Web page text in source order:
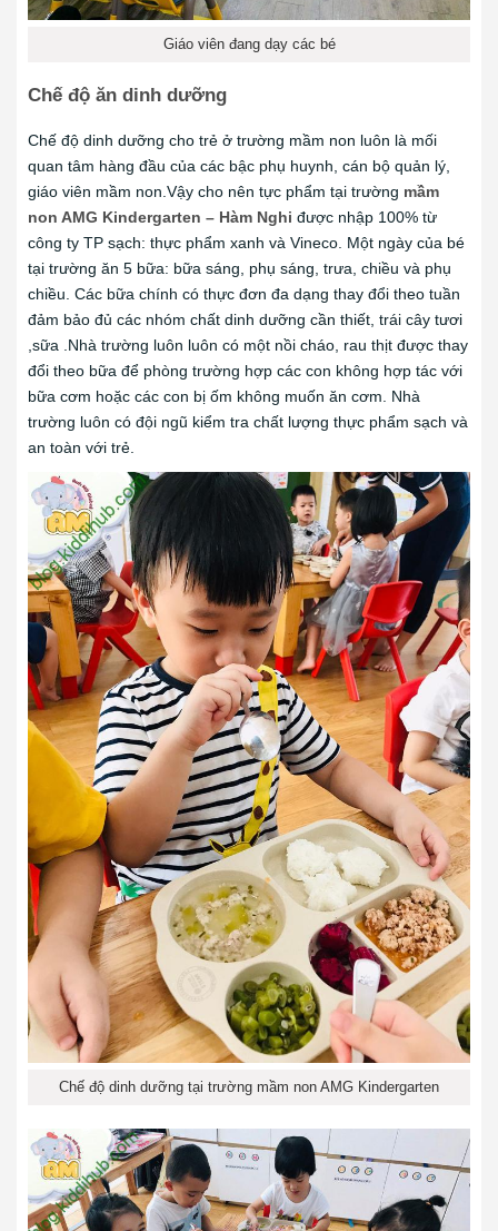
Giáo viên đang dạy các bé
Chế độ ăn dinh dưỡng
Chế độ dinh dưỡng cho trẻ ở trường mầm non luôn là mối
quan tâm hàng đầu của các bậc phụ huynh, cán bộ quản lý,
giáo viên mầm non.Vậy cho nên tực phẩm tại trường mầm
non AMG Kindergarten – Hàm Nghi được nhập 100% từ
công ty TP sạch: thực phẩm xanh và Vineco. Một ngày của bé
tại trường ăn 5 bữa: bữa sáng, phụ sáng, trưa, chiều và phụ
chiều. Các bữa chính có thực đơn đa dạng thay đổi theo tuần
đảm bảo đủ các nhóm chất dinh dưỡng cần thiết, trái cây tươi
,sữa .Nhà trường luôn luôn có một nồi cháo, rau thịt được thay
đổi theo bữa để phòng trường hợp các con không hợp tác với
bữa cơm hoặc các con bị ốm không muốn ăn cơm. Nhà
trường luôn có đội ngũ kiểm tra chất lượng thực phẩm sạch và
an toàn với trẻ.
Chế độ dinh dưỡng tại trường mầm non AMG Kindergarten